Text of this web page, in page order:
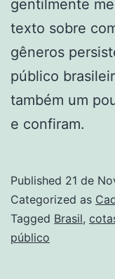
gentilmente
texto sobre
gêneros
público
também um
e confiram.
Published 21 de
Categorized as
Tagged Brasil,
público